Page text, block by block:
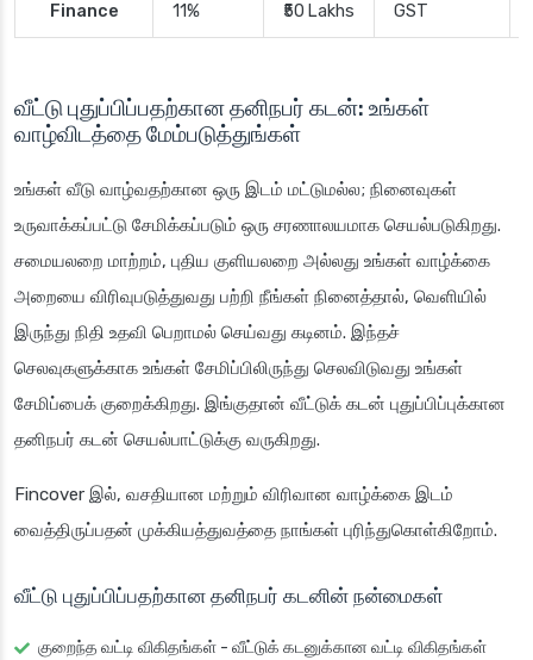
Finance
11%
₹50 Lakhs
GST
வீட்டு புதுப்பிப்பதற்கான தனிநபர் கடன்: உங்கள்
வாழ்விடத்தை மேம்படுத்துங்கள்
உங்கள் வீடு வாழ்வதற்கான ஒரு இடம் மட்டுமல்ல; நினைவுகள்
உருவாக்கப்பட்டு சேமிக்கப்படும் ஒரு சரணாலயமாக செயல்படுகிறது.
சமையலறை மாற்றம், புதிய குளியலறை அல்லது உங்கள் வாழ்க்கை
அறையை விரிவுபடுத்துவது பற்றி நீங்கள் நினைத்தால், வெளியில்
இருந்து நிதி உதவி பெறாமல் செய்வது கடினம். இந்தச்
செலவுகளுக்காக உங்கள் சேமிப்பிலிருந்து செலவிடுவது உங்கள்
சேமிப்பைக் குறைக்கிறது. இங்குதான் வீட்டுக் கடன் புதுப்பிப்புக்கான
தனிநபர் கடன் செயல்பாட்டுக்கு வருகிறது.
Fincover இல், வசதியான மற்றும் விரிவான வாழ்க்கை இடம்
வைத்திருப்பதன் முக்கியத்துவத்தை நாங்கள் புரிந்துகொள்கிறோம்.
வீட்டு புதுப்பிப்பதற்கான தனிநபர் கடனின் நன்மைகள்
குறைந்த வட்டி விகிதங்கள் - வீட்டுக் கடனுக்கான வட்டி விகிதங்கள்